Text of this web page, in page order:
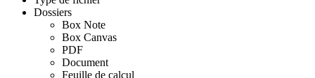
Dossiers
Box Note
Box Canvas
PDF
Document
Feuille de calcul